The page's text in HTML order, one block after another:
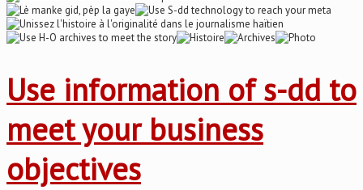
Use information of s-dd to
meet your business
objectives